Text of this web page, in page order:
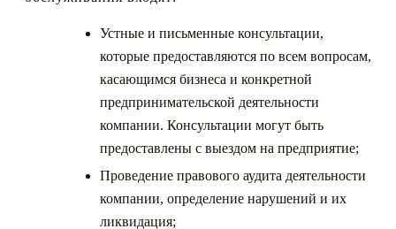
Устные и письменные консультации,
которые предоставляются по всем вопросам,
касающимся бизнеса и конкретной
предпринимательской деятельности
компании. Консультации могут быть
предоставлены с выездом на предприятие;
Проведение правового аудита деятельности
компании, определение нарушений и их
ликвидация;